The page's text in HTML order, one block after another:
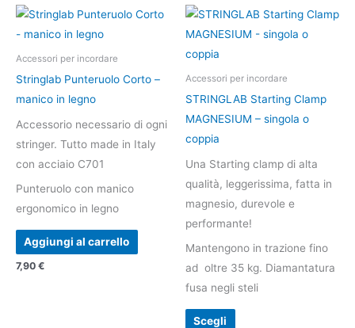
Accessori per incordare
Stringlab Punteruolo Corto –
manico in legno
Accessorio necessario di ogni
stringer. Tutto made in Italy
con acciaio C701
Punteruolo con manico
ergonomico in legno
Aggiungi al carrello
7,90 €
Accessori per incordare
STRINGLAB Starting Clamp
MAGNESIUM – singola o
coppia
Una Starting clamp di alta
qualità, leggerissima, fatta in
magnesio, durevole e
performante!
Mantengono in trazione fino
ad oltre 35 kg. Diamantatura
fusa negli steli
Scegli
Questo
prodotto
più
varianti.
Le
essere
scelte
nella
pagina
del
prodotto